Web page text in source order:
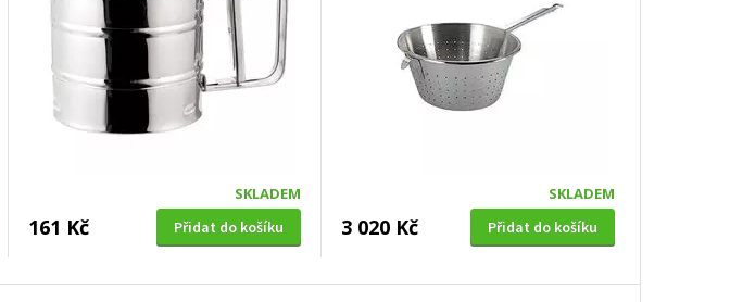
SKLADEM
161 Kč Přidat do košíku
SKLADEM
3 020 Kč Přidat do košíku